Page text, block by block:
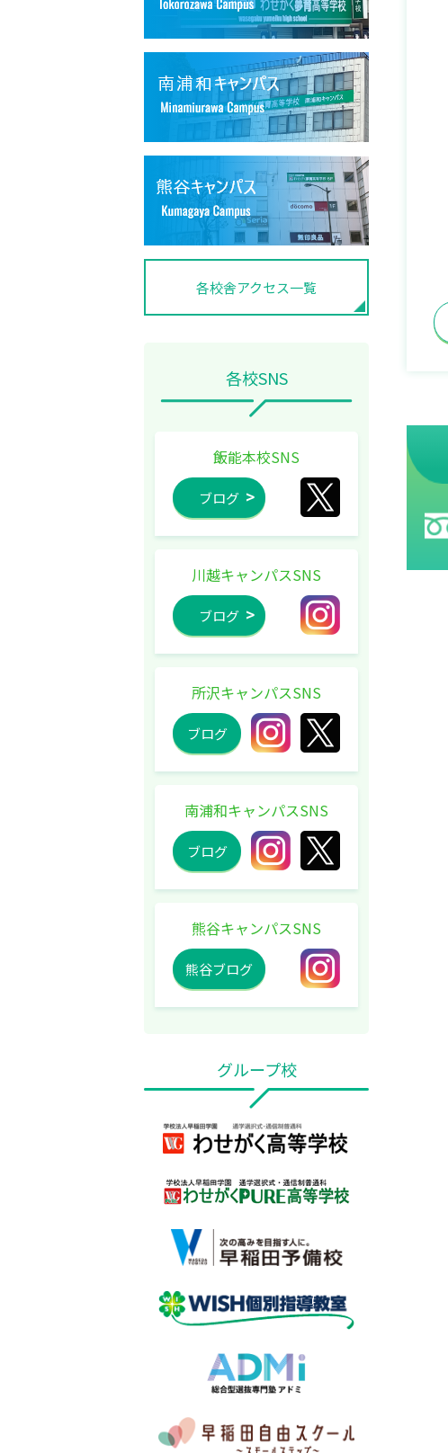
各校舎アクセス一覧
各校SNS
飯能本校SNS
ブログ
川越キャンパスSNS
ブログ
所沢キャンパスSNS
ブログ
南浦和キャンパスSNS
ブログ
熊谷キャンパスSNS
熊谷ブログ
グループ校